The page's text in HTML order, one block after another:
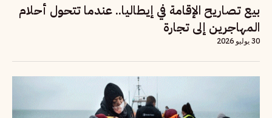
بيع تصاريح الإقامة في إيطاليا.. عندما تتحول أحلام
المهاجرين إلى تجارة
30 يوليو 2026